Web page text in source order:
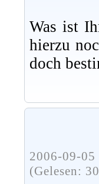
Was ist
hierzu
doch
2006-09-
(Gelesen: